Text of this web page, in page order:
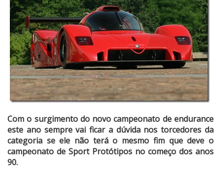
Com o surgimento do novo campeonato de endurance
este ano sempre vai ficar a dúvida nos torcedores da
categoria se ele não terá o mesmo fim que deve o
campeonato de Sport Protótipos no começo dos anos
90.